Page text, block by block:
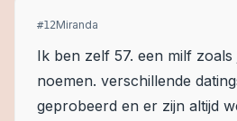
#12Miranda
Ik ben zelf 57. een milf
noemen. verschillende
geprobeerd en er zijn altijd